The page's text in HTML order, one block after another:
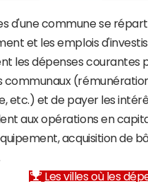
d'une commune se
et les emplois
les dépenses
communaux
etc.) et de payer les
aux opérations en
acquisition de
Les villes où les